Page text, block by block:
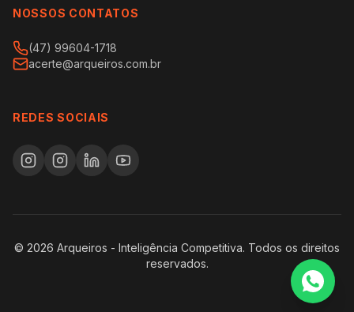
NOSSOS CONTATOS
(47) 99604-1718
acerte@arqueiros.com.br
REDES SOCIAIS
© 2026 Arqueiros - Inteligência Competitiva. Todos os direitos
reservados.